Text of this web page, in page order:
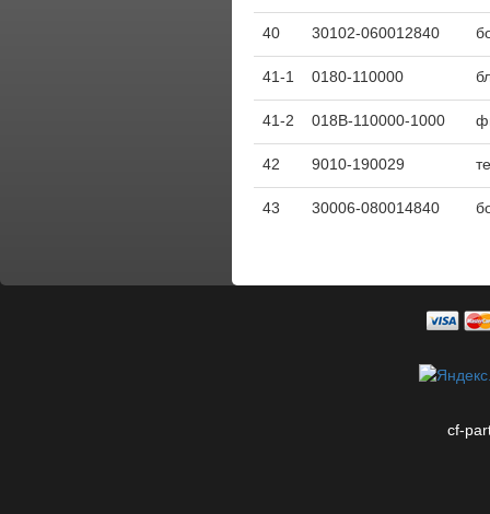
40 30102-060012840
41-1 0180-110000
41-2 018B-110000-1000
42 9010-190029
43 30006-080014840
cf-